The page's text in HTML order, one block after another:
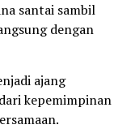
santai sambil
dengan
ajang
kepemimpinan